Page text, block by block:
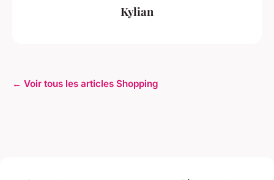
Kylian
← Voir tous les articles Shopping